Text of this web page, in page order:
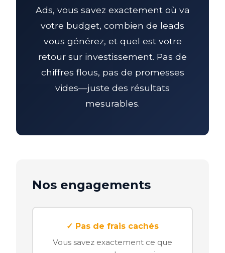
Ads, vous savez exactement où va
votre budget, combien de leads
vous générez, et quel est votre
retour sur investissement. Pas de
chiffres flous, pas de promesses
vides—juste des résultats
mesurables.
Nos engagements
✓ Pas de frais cachés
Vous savez exactement ce que